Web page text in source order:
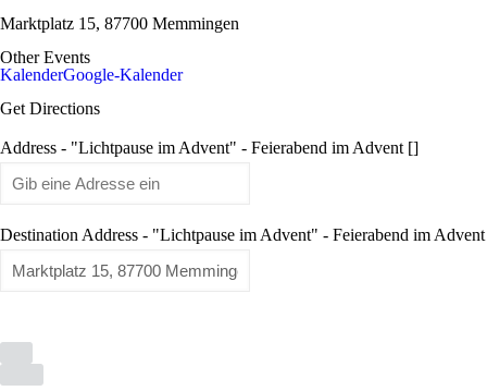
Marktplatz 15, 87700 Memmingen
Other Events
KalenderGoogle-Kalender
Get Directions
Address - "Lichtpause im Advent" - Feierabend im Advent []
Destination Address - "Lichtpause im Advent" - Feierabend im